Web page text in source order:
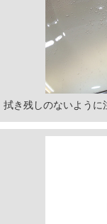
拭き残しのないように